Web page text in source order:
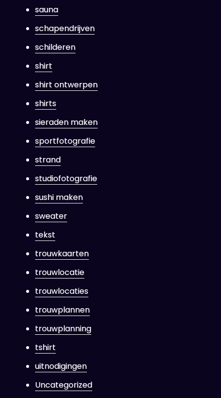
sauna
schapendrijven
schilderen
shirt
shirt ontwerpen
shirts
sieraden maken
sportfotografie
strand
studiofotografie
sushi maken
sweater
tekst
trouwkaarten
trouwlocatie
trouwlocaties
trouwplannen
trouwplanning
tshirt
uitnodigingen
Uncategorized